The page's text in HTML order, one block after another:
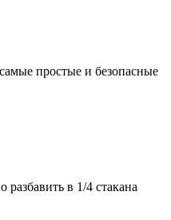
простые и безопасные
в 1/4 стакана